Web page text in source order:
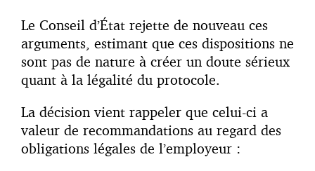
Le Conseil d’État rejette de nouveau ces
arguments, estimant que ces dispositions ne
sont pas de nature à créer un doute sérieux
quant à la légalité du protocole.
La décision vient rappeler que celui-ci a
valeur de recommandations au regard des
obligations légales de l’employeur :